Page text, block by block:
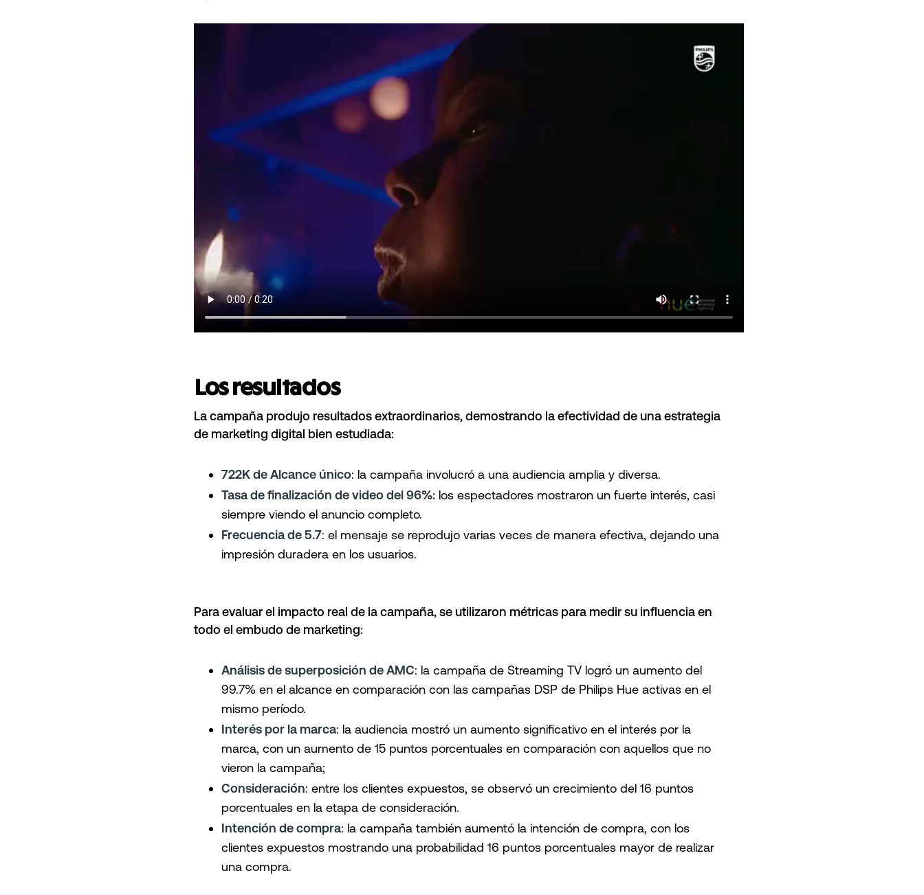
Los resultados
La campaña produjo resultados extraordinarios, demostrando la efectividad de una estrategia
de marketing digital bien estudiada:
722K de Alcance único: la campaña involucró a una audiencia amplia y diversa.
Tasa de finalización de video del 96%: los espectadores mostraron un fuerte interés, casi
siempre viendo el anuncio completo.
Frecuencia de 5.7: el mensaje se reprodujo varias veces de manera efectiva, dejando una
impresión duradera en los usuarios.
Para evaluar el impacto real de la campaña, se utilizaron métricas para medir su influencia en
todo el embudo de marketing:
Análisis de superposición de AMC: la campaña de Streaming TV logró un aumento del
99.7% en el alcance en comparación con las campañas DSP de Philips Hue activas en el
mismo período.
Interés por la marca: la audiencia mostró un aumento significativo en el interés por la
marca, con un aumento de 15 puntos porcentuales en comparación con aquellos que no
vieron la campaña;
Consideración: entre los clientes expuestos, se observó un crecimiento del 16 puntos
porcentuales en la etapa de consideración.
Intención de compra: la campaña también aumentó la intención de compra, con los
clientes expuestos mostrando una probabilidad 16 puntos porcentuales mayor de realizar
una compra.